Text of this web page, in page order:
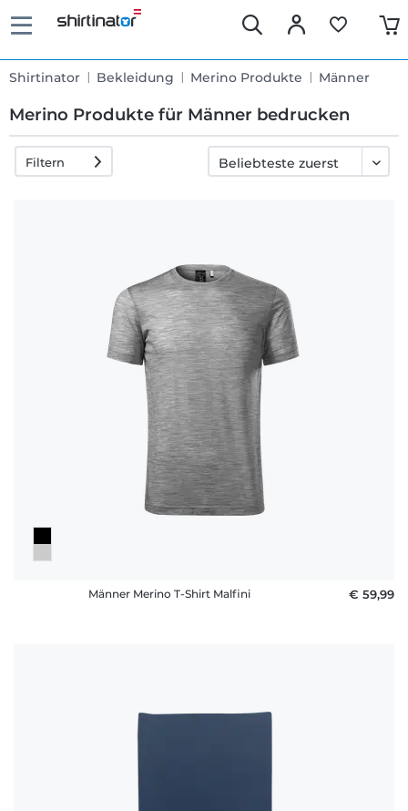
Shirtinator Bekleidung Merino Produkte Männer
Merino Produkte für Männer bedrucken
Umtauschrecht
Rückgaberecht
Filtern
Männer Merino T-Shirt Malfini € 59,99